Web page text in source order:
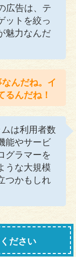
広告は、テ
ットを絞っ
魅力なんだ
んだね。イ
るんだね！
は利用者数
能やサービ
グラマーを
うな大規模
つかもしれ
ださい